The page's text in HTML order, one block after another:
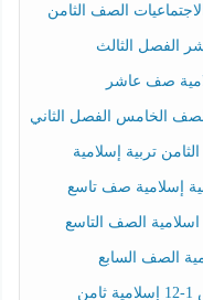
الصف الثامن
الفصل الثالث
صف عاشر
الخامس الفصل الثاني
تربية إسلامية
إسلامية صف تاسع
الصف السابع